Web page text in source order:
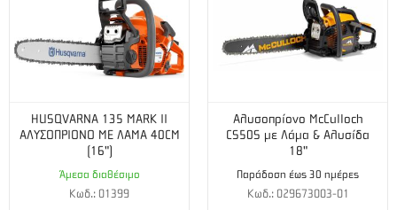
Κυβισμός (cm³):74
Ισχύς (Watt):3,7
Κινητήρας
Ψύξη κινητήρα: Fan / Air
HUSQVARNA 135 MARK II
ΑΛΥΣΟΠΡΙΟΝΟ ΜΕ ΛΑΜΑ 40CM
(16")
Άμεσα διαθέσιμο
Κωδ.: 01399
Αλυσοπρίονο McCulloch
CS50S με Λάμα & Αλυσίδα
18"
Παράδοση έως 30 ημέρες
Κωδ.: 029673003-01